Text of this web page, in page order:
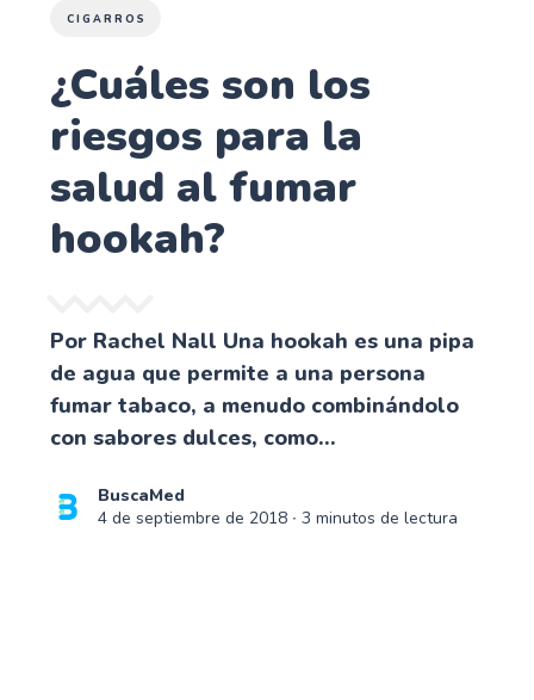
CIGARROS
¿Cuáles son los
riesgos para la
salud al fumar
hookah?
Por Rachel Nall Una hookah es una pipa
de agua que permite a una persona
fumar tabaco, a menudo combinándolo
con sabores dulces, como...
BuscaMed
4 de septiembre de 2018 ∙ 3 minutos de lectura